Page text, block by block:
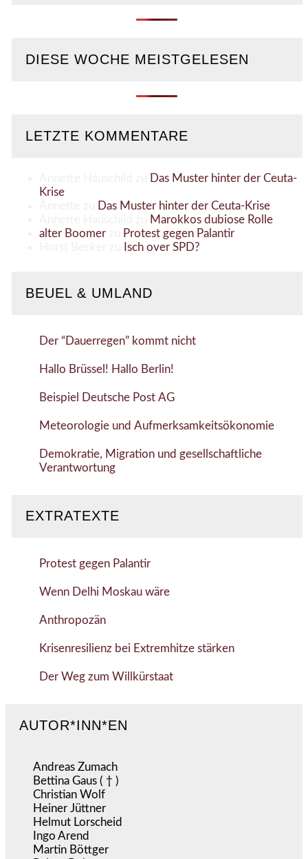
DIESE WOCHE MEISTGELESEN
LETZTE KOMMENTARE
Das Muster hinter der Ceuta-
Krise
Das Muster hinter der Ceuta-Krise
Marokkos dubiose Rolle
alter Boomerzu
Protest gegen Palantir
Isch over SPD?
BEUEL & UMLAND
Der “Dauerregen” kommt nicht
Hallo Brüssel! Hallo Berlin!
Beispiel Deutsche Post AG
Meteorologie und Aufmerksamkeitsökonomie
Demokratie, Migration und gesellschaftliche
Verantwortung
EXTRATEXTE
Protest gegen Palantir
Wenn Delhi Moskau wäre
Anthropozän
Krisenresilienz bei Extremhitze stärken
Der Weg zum Willkürstaat
AUTOR*INN*EN
Andreas Zumach
Bettina Gaus ( † )
Christian Wolf
Heiner Jüttner
Helmut Lorscheid
Ingo Arend
Martin Böttger